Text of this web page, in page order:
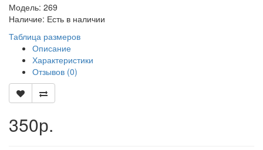
Модель: 269
Наличие: Есть в наличии
Таблица размеров
Описание
Характеристики
Отзывов (0)
350р.